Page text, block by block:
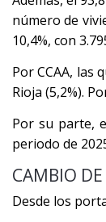
número de
10,4%, con
Por CCAA, las
Rioja (5,2%).
Por su parte,
periodo de
CAMBIO
Desde los